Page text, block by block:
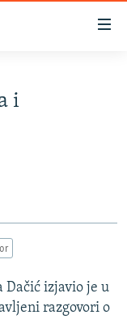
i
Dačić izjavio je u
razgovori o